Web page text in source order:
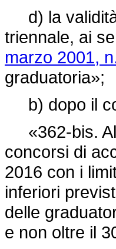
d) la validità
triennale, ai
marzo 2001,
graduatoria»;
b) dopo il
«362-bis. Al
concorsi di
2016 con i
inferiori
delle
e non oltre il